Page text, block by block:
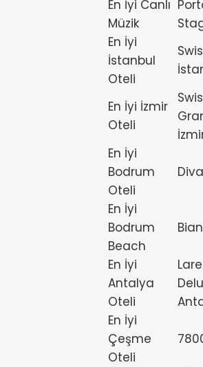
En İyi Canlı
Müzik
En İyi
İstanbul
Oteli
En İyi İzmir
Oteli
En İyi
Bodrum
Oteli
En İyi
Bodrum
Beach
En İyi
Antalya
Oteli
En İyi
Çeşme
Oteli